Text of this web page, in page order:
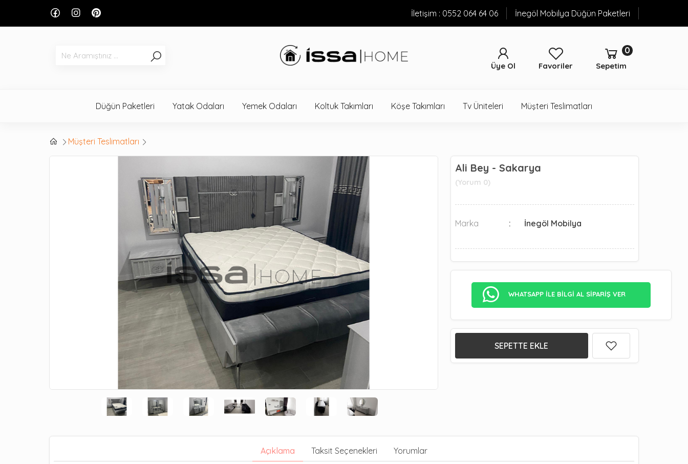
İletişim : 0552 064 64 06 İnegöl Mobilya Düğün Paketleri
Sepetim
0
Favoriler
Üye Ol
Düğün Paketleri Yatak Odaları Yemek Odaları Koltuk Takımları Köşe Takımları Tv Üniteleri Müşteri Teslimatları
Müşteri Teslimatları
Ali Bey - Sakarya
(Yorum 0)
Marka İnegöl Mobilya
WHATSAPP İLE BİLGİ AL SİPARİŞ VER
SEPETTE EKLE
Açıklama Taksit Seçenekleri Yorumlar